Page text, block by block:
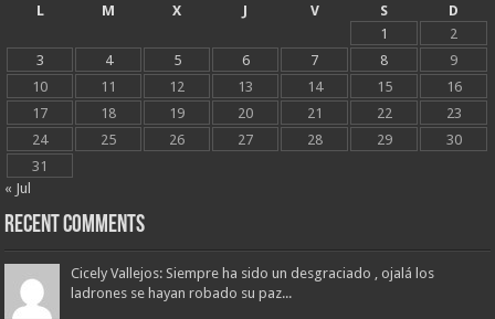
L
M X J V S
D
1
2
3
4 5 6 7 8
9
10
11 12 13 14 15
16
17
18 19 20 21 22
23
24
25 26 27 28 29
30
31
« Jul
Recent Comments
Cicely Vallejos: Siempre ha sido un desgraciado , ojalá los
ladrones se hayan robado su paz...